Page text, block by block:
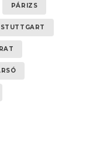
PÁRIZS
STUTTGART